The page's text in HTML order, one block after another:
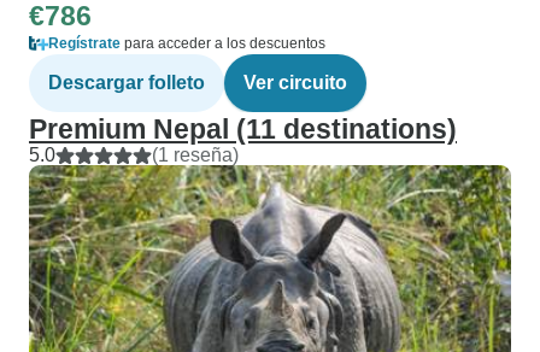
€786
Regístrate para acceder a los descuentos
Descargar folleto Ver circuito
Premium Nepal (11 destinations)
5.0 (1 reseña)